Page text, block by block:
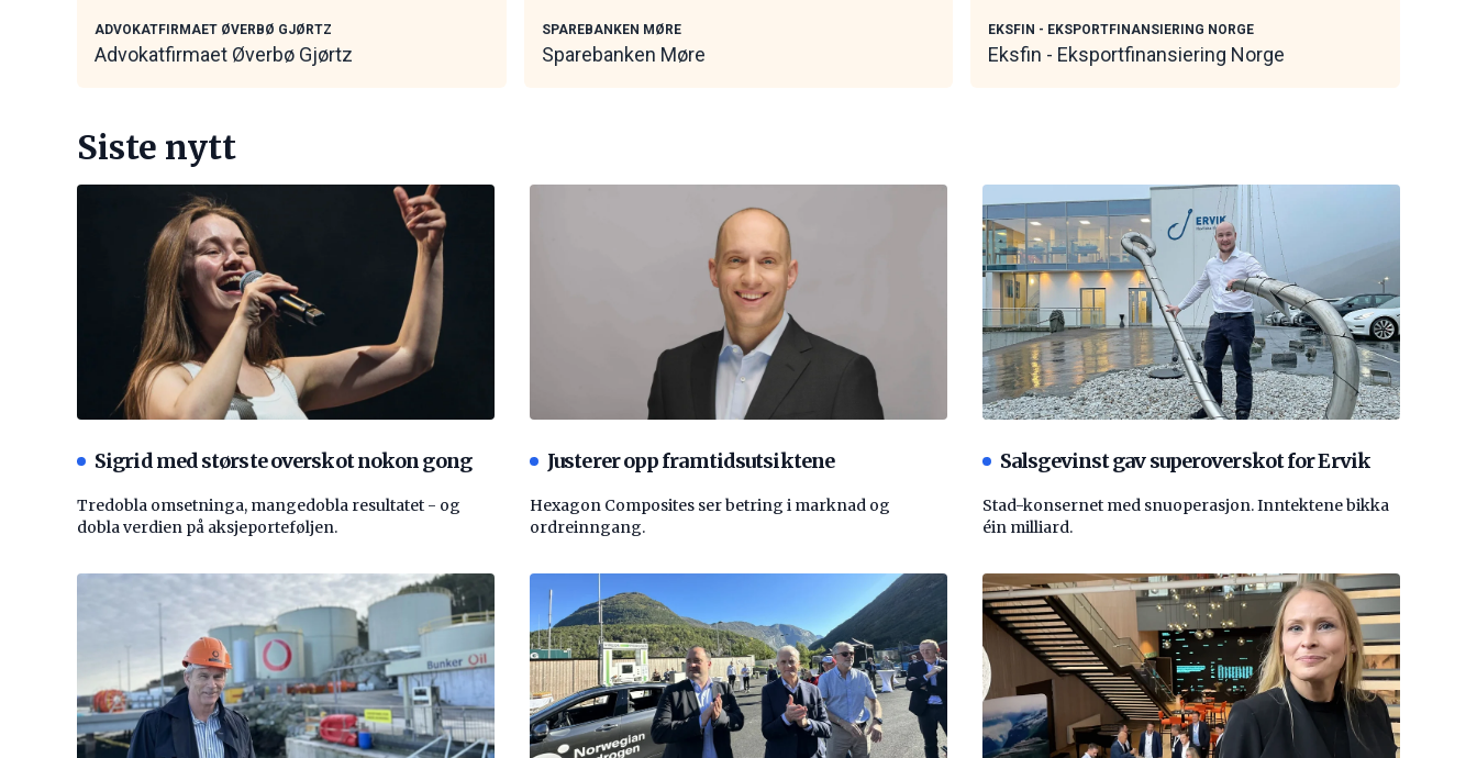
ADVOKATFIRMAET ØVERBØ GJØRTZ
Advokatfirmaet Øverbø Gjørtz
SPAREBANKEN MØRE
Sparebanken Møre
EKSFIN - EKSPORTFINANSIERING NORGE
Eksfin - Eksportfinansiering Norge
Siste nytt
Sigrid med største overskot nokon gong
Tredobla omsetninga, mangedobla resultatet - og
dobla verdien på aksjeporteføljen.
Justerer opp framtidsutsiktene
Hexagon Composites ser betring i marknad og
ordreinngang.
Salsgevinst gav superoverskot for Ervik
Stad-konsernet med snuoperasjon. Inntektene bikka
éin milliard.